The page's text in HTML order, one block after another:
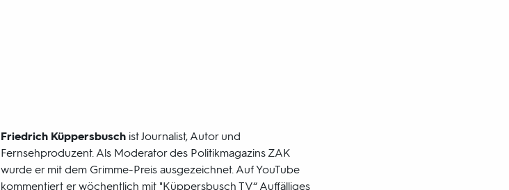
Friedrich Küppersbuschist Journalist, Autor und
Fernsehproduzent. Als Moderator des Politikmagazins ZAK
wurde er mit dem Grimme-Preis ausgezeichnet. Auf YouTube
kommentiert er wöchentlich mit "Küppersbusch TV“ Auffälliges